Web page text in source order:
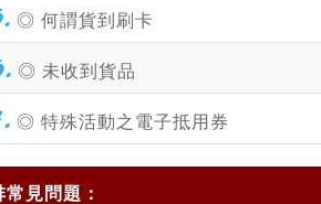
◎ 何謂貨到刷卡
◎ 未收到貨品
◎ 特殊活動之電子抵用券
常見問題：